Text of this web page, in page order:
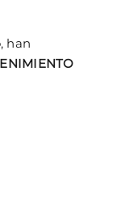
han